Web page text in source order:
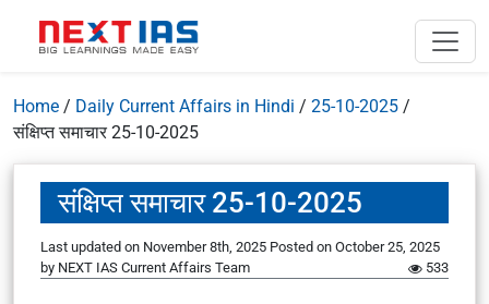
Home / Daily Current Affairs in Hindi / 25-10-2025 /
संक्षिप्त समाचार 25-10-2025
संक्षिप्त समाचार 25-10-2025
Last updated on November 8th, 2025 Posted on October 25, 2025
by NEXT IAS Current Affairs Team 533